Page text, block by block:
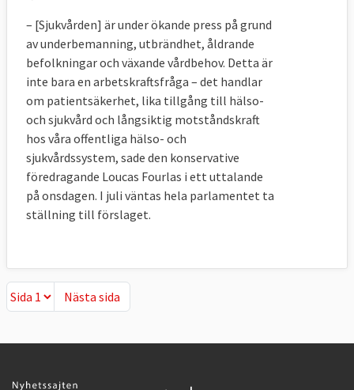
– [Sjukvården] är under ökande press på grund
av underbemanning, utbrändhet, åldrande
befolkningar och växande vårdbehov. Detta är
inte bara en arbetskraftsfråga – det handlar
om patientsäkerhet, lika tillgång till hälso-
och sjukvård och långsiktig motståndskraft
hos våra offentliga hälso- och
sjukvårdssystem, sade den konservative
föredragande Loucas Fourlas i ett uttalande
på onsdagen. I juli väntas hela parlamentet ta
ställning till förslaget.
Nästa sida
Nästa sida